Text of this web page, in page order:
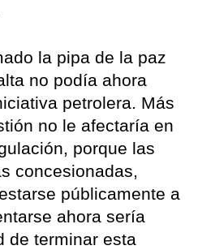
la pipa de la paz
no podía ahora
petrolera. Más
no le afectaría en
porque las
concesionadas,
públicamente a
ahora sería
de terminar esta